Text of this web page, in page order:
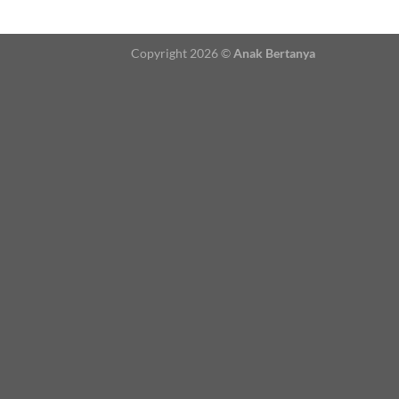
Copyright 2026 ©Anak Bertanya